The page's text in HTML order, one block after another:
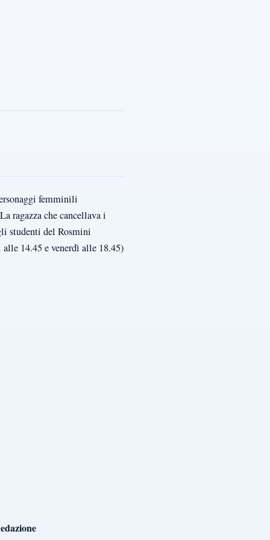
femminili
ragazza che cancellava i
studenti del Rosmini
14.45 e venerdì alle 18.45)